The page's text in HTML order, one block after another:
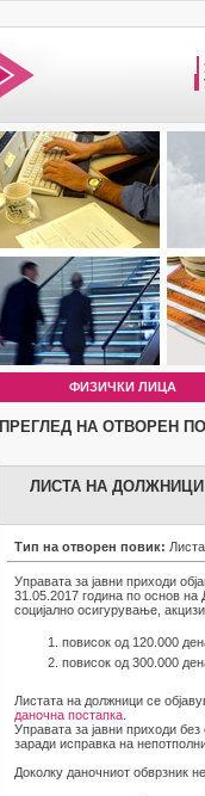
ФИЗИЧКИ ЛИЦА
ПРЕГЛЕД НА ОТВОРЕН
ЛИСТА НА ДОЛЖНИЦИ
Тип на отворен повик:
Управата за јавни приходи
31.05.2017 година по основ
социјално осигурување,
повисок од 120.000
повисок од 300.000
Листата на должници се
даночна постапка
Управата за јавни приходи
заради исправка на
Доколку даночниот обврзник